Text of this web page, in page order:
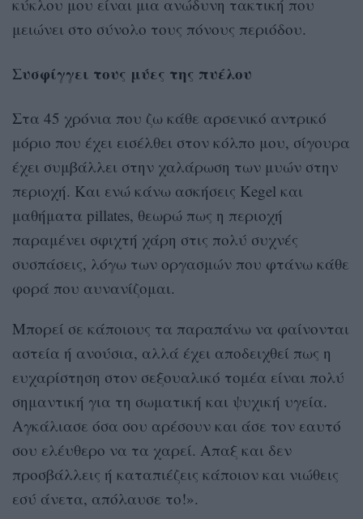
κύκλου μου είναι μια ανώδυνη τακτική που
μειώνει στο σύνολο τους πόνους περιόδου.
Συσφίγγει τους μύες της πυέλου
Στα 45 χρόνια που ζω κάθε αρσενικό αντρικό
μόριο που έχει εισέλθει στον κόλπο μου, σίγουρα
έχει συμβάλλει στην χαλάρωση των μυών στην
περιοχή. Και ενώ κάνω ασκήσεις Kegel και
μαθήματα pillates, θεωρώ πως η περιοχή
παραμένει σφιχτή χάρη στις πολύ συχνές
συσπάσεις, λόγω των οργασμών που φτάνω κάθε
φορά που αυνανίζομαι.
Μπορεί σε κάποιους τα παραπάνω να φαίνονται
αστεία ή ανούσια, αλλά έχει αποδειχθεί πως η
ευχαρίστηση στον σεξουαλικό τομέα είναι πολύ
σημαντική για τη σωματική και ψυχική υγεία.
Αγκάλιασε όσα σου αρέσουν και άσε τον εαυτό
σου ελέυθερο να τα χαρεί. Απαξ και δεν
προσβάλλεις ή καταπιέζεις κάποιον και νιώθεις
εσύ άνετα, απόλαυσε το!».